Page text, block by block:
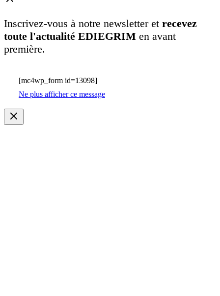
Inscrivez-vous à notre newsletter et recevez
toute l'actualité EDIEGRIM en avant
première.
[mc4wp_form id=13098]
Ne plus afficher ce message